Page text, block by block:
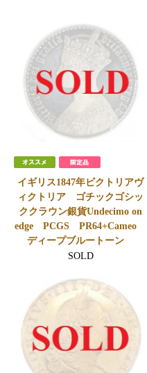
イギリス1847年ビクトリアヴ
ィクトリア ゴチックゴシッ
ククラウン銀貨Undecimo on
edge PCGS PR64+Cameo
ディープブルートーン
SOLD